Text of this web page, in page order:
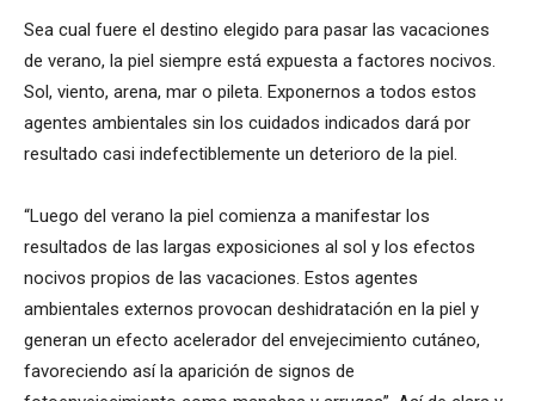
Sea cual fuere el destino elegido para pasar las vacaciones
de verano, la piel siempre está expuesta a factores nocivos.
Sol, viento, arena, mar o pileta. Exponernos a todos estos
agentes ambientales sin los cuidados indicados dará por
resultado casi indefectiblemente un deterioro de la piel.
“Luego del verano la piel comienza a manifestar los
resultados de las largas exposiciones al sol y los efectos
nocivos propios de las vacaciones. Estos agentes
ambientales externos provocan deshidratación en la piel y
generan un efecto acelerador del envejecimiento cutáneo,
favoreciendo así la aparición de signos de